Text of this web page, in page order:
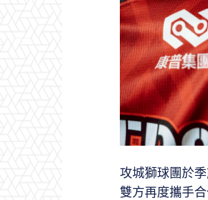
攻城獅球團於
雙方再度攜手